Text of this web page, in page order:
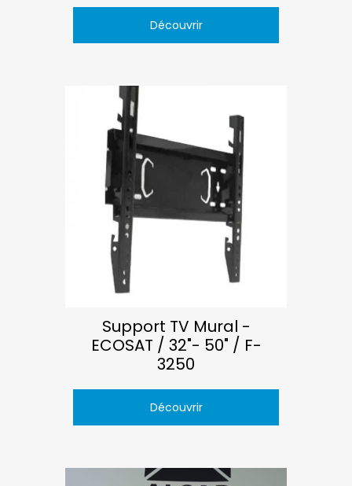
Découvrir
Support TV Mural -
ECOSAT / 32"- 50" / F-
3250
Découvrir